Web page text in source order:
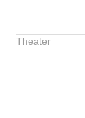
Theater